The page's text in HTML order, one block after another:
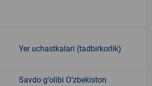
Yer uchastkalari (tadbirkorlik)
Savdo g‘olibi O‘zbekiston